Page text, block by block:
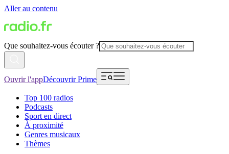
Aller au contenu
Que souhaitez-vous écouter ?
Ouvrir l'appDécouvrir Prime
Top 100 radios
Podcasts
Sport en direct
À proximité
Genres musicaux
Thèmes